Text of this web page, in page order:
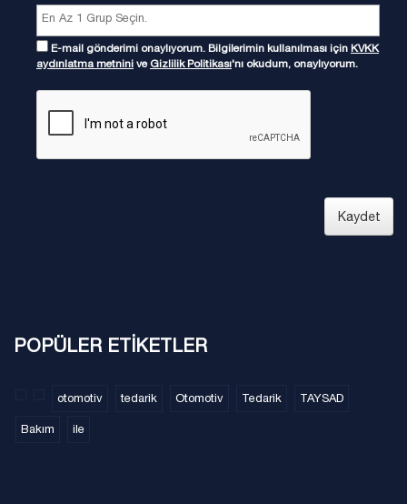
E-mail gönderimi onaylıyorum. Bilgilerimin kullanılması için KVKK
aydınlatma metnini ve Gizlilik Politikası'nı okudum, onaylıyorum.
Kaydet
POPÜLER ETİKETLER
otomotiv tedarik Otomotiv Tedarik TAYSAD
Bakım ile